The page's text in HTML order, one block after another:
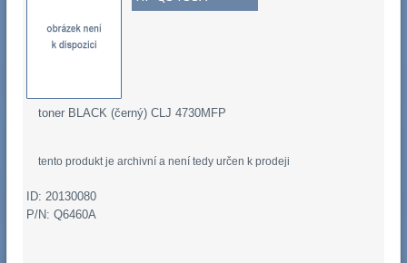
toner BLACK (černý) CLJ 4730MFP
tento produkt je archivní a není tedy určen k prodeji
ID: 20130080
P/N: Q6460A